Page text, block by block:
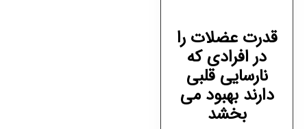
قدرت عضلات را
در افرادی که
نارسایی قلبی
دارند بهبود می
بخشد